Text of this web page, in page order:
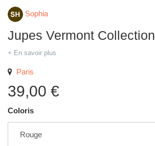
Sophia
Jupes Vermont Collection
+ En savoir plus
Paris
39,00 €
Coloris